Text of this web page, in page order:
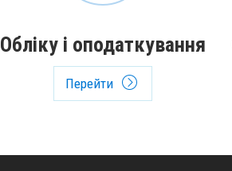
Обліку і оподаткування
Перейти